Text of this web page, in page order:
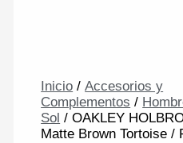
Inicio /Accesorios y
Complementos /
Sol / OAKLEY
Matte Brown Tortoise /